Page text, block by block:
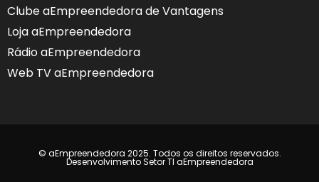
Clube aEmpreendedora de Vantagens
Loja aEmpreendedora
Rádio aEmpreendedora
Web TV aEmpreendedora
© aEmpreendedora 2025. Todos os direitos reservados.
Desenvolvimento Setor TI aEmpreendedora